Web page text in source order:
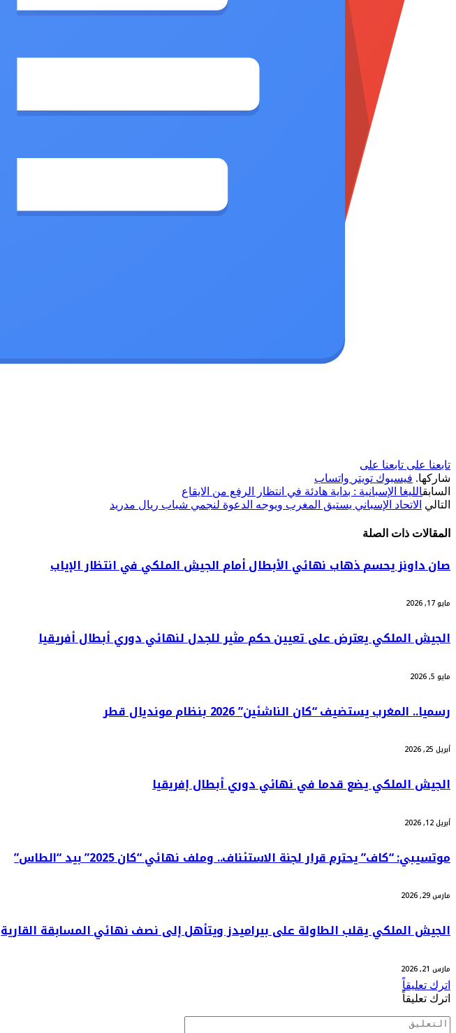
تابعنا على تابعنا على
شاركها. فيسبوك تويتر واتساب
السابقالليغا الإسبانية : بداية هادئة في انتظار الرفع من الايقاع
التالي الاتحاد الإسباني يستبق المغرب ويوجه الدعوة لنجمي شباب ريال مدريد
المقالات ذات الصلة
صان داونز يحسم ذهاب نهائي الأبطال أمام الجيش الملكي في انتظار الإياب
مايو 17, 2026
الجيش الملكي يعترض على تعيين حكم مثير للجدل لنهائي دوري أبطال أفريقيا
مايو 5, 2026
رسميا.. المغرب يستضيف “كان الناشئين” 2026 بنظام مونديال قطر
أبريل 25, 2026
الجيش الملكي يضع قدما في نهائي دوري أبطال إفريقيا
أبريل 12, 2026
موتسيبي: “كاف” يحترم قرار لجنة الاستئناف.. وملف نهائي “كان 2025” بيد “الطاس”
مارس 29, 2026
الجيش الملكي يقلب الطاولة على بيراميدز ويتأهل إلى نصف نهائي المسابقة القارية
مارس 21, 2026
اترك تعليقاً
اترك تعليقاً